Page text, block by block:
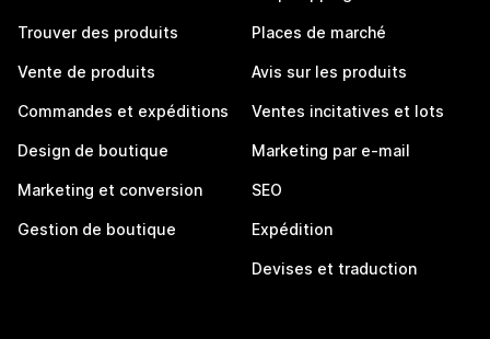
Trouver des produits
Vente de produits
Commandes et expéditions
Design de boutique
Marketing et conversion
Gestion de boutique
Places de marché
Avis sur les produits
Ventes incitatives et lots
Marketing par e-mail
SEO
Expédition
Devises et traduction